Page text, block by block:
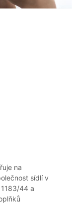
na
sídlí v
44 a